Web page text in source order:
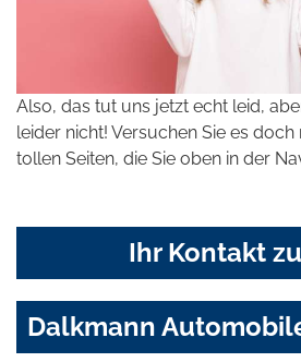
Also, das tut uns jetzt echt leid,
leider nicht! Versuchen Sie es
tollen Seiten, die Sie oben in der
Ihr Kontakt
Dalkmann